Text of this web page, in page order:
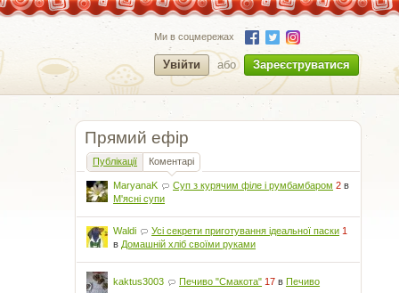
Ми в соцмережах
Увійти або Зареєструватися
Прямий ефір
Публікації Коментарі
MaryanaK Суп з курячим філе і румбамбаром 2 в
М'ясні супи
Waldi Усі секрети приготування ідеальної паски 1
в Домашній хліб своїми руками
kaktus3003 Печиво "Смакота" 17 вПечиво